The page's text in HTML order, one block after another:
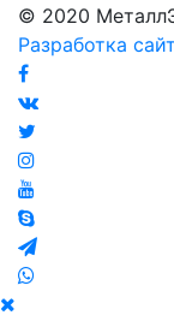
© 2020
Разработка